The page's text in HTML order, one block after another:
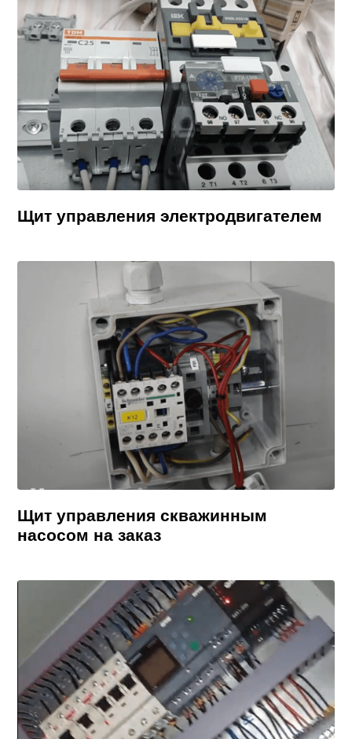
Щит управления электродвигателем
Щит управления скважинным
насосом на заказ